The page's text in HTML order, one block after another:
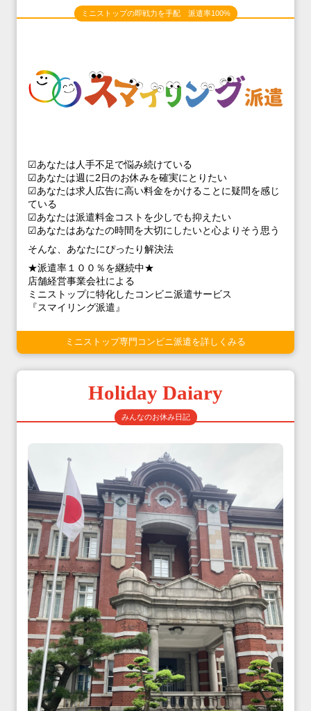
ミニストップの即戦力を手配 派遣率100%
☑あなたは人手不足で悩み続けている
☑あなたは週に2日のお休みを確実にとりたい
☑あなたは求人広告に高い料金をかけることに疑問を感じ
ている
☑あなたは派遣料金コストを少しでも抑えたい
☑あなたはあなたの時間を大切にしたいと心よりそう思う
そんな、あなたにぴったり解決法
★派遣率１００％を継続中★
店舗経営事業会社による
ミニストップに特化したコンビニ派遣サービス
『スマイリング派遣』
ミニストップ専門コンビニ派遣を詳しくみる
Holiday Daiary
みんなのお休み日記